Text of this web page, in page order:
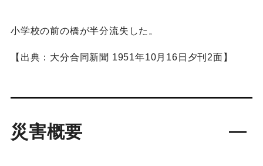
小学校の前の橋が半分流失した。
【出典：大分合同新聞 1951年10月16日夕刊2面】
災害概要